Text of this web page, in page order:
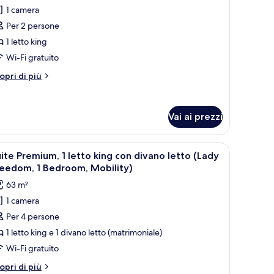
1 camera
Per 2 persone
1 letto king
Wi-Fi gratuito
di più
Vai ai prezzi
finestra ampia.
grande, una scrivania, una sedia e una TV.Una camera d'albergo moderna con un
7
Premium, 1 letto king con divano letto (Lady
1 Bedroom, Mobility)
63 m²
1 camera
Per 4 persone
1 letto king e 1 divano letto (matrimoniale)
Wi-Fi gratuito
di più